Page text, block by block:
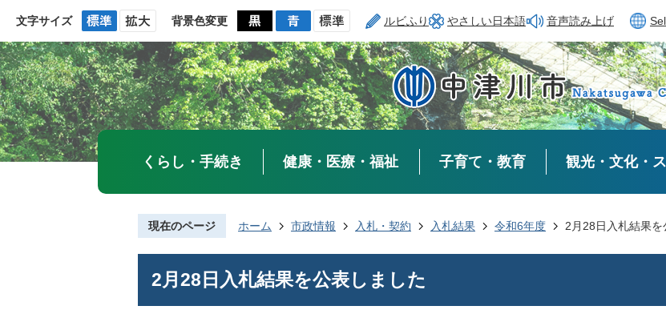
文字サイズ 背景色変更 ルビふり やさしい日本語 音声読み上げ
くらし・手続き 健康・医療・福祉 子育て・教育 観光・文化・
現在のページ ホーム 市政情報 入札・契約 入札結果 令和6年度 2月28日入札結果を
2月28日入札結果を公表しました